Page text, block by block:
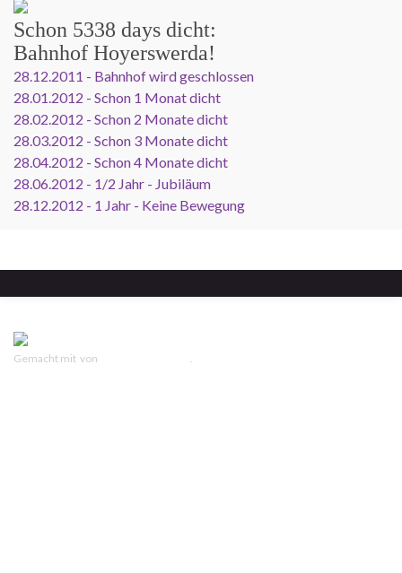
Schon 5338 days dicht:
Bahnhof Hoyerswerda!
28.12.2011 - Bahnhof wird geschlossen
28.01.2012 - Schon 1 Monat dicht
28.02.2012 - Schon 2 Monate dicht
28.03.2012 - Schon 3 Monate dicht
28.04.2012 - Schon 4 Monate dicht
28.06.2012 - 1/2 Jahr - Jubiläum
28.12.2012 - 1 Jahr - Keine Bewegung
Gemacht mit von .